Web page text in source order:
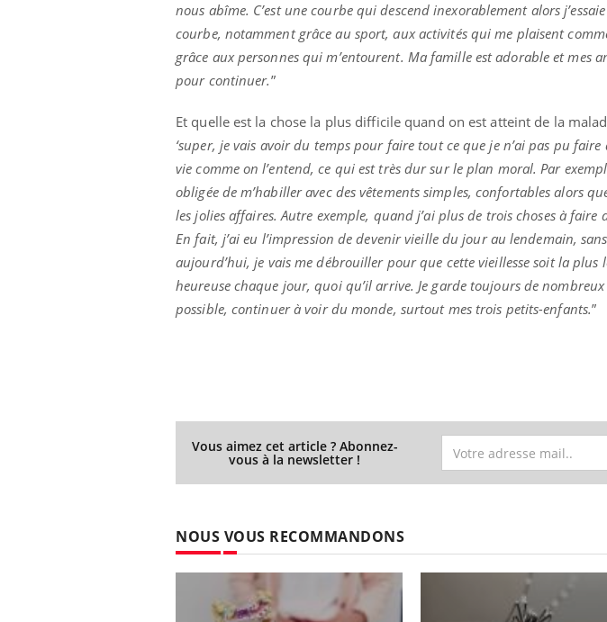
nous abîme. C’est une courbe qui descend inexorablement alors
courbe, notamment grâce au sport, aux activités qui me plaisent
grâce aux personnes qui m’entourent. Ma famille est adorable et mes
pour continuer.”
Et quelle est la chose la plus difficile quand on est atteint de la
‘super, je vais avoir du temps pour faire tout ce que je n’ai pas pu
vie comme on l’entend, ce qui est très dur sur le plan moral. Par
obligée de m’habiller avec des vêtements simples, confortables alors
les jolies affaires. Autre exemple, quand j’ai plus de trois choses à
En fait, j’ai eu l’impression de devenir vieille du jour au lendemain,
aujourd’hui, je vais me débrouiller pour que cette vieillesse soit la plus
heureuse chaque jour, quoi qu’il arrive. Je garde toujours de nombreux
possible, continuer à voir du monde, surtout mes trois petits-enfants.”
Vous aimez cet article ? Abonnez-
vous à la newsletter !
NOUS VOUS RECOMMANDONS